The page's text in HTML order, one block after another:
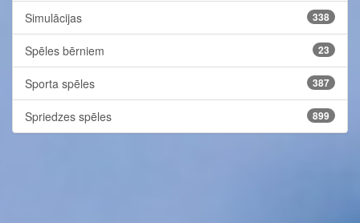
Simulācijas 338
Spēles bērniem 23
Sporta spēles 387
Spriedzes spēles 899